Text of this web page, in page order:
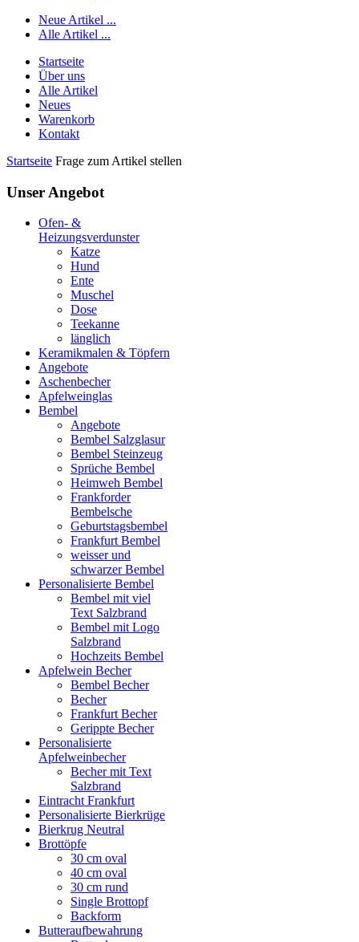
Neue Artikel ...
Alle Artikel ...
Startseite
Über uns
Alle Artikel
Neues
Warenkorb
Kontakt
Startseite Frage zum Artikel stellen
Unser Angebot
Ofen- &
Heizungsverdunster
Katze
Hund
Ente
Muschel
Dose
Teekanne
länglich
Keramikmalen & Töpfern
Angebote
Aschenbecher
Apfelweinglas
Bembel
Angebote
Bembel Salzglasur
Bembel Steinzeug
Sprüche Bembel
Heimweh Bembel
Frankforder
Bembelsche
Geburtstagsbembel
Frankfurt Bembel
weisser und
schwarzer Bembel
Personalisierte Bembel
Bembel mit viel
Text Salzbrand
Bembel mit Logo
Salzbrand
Hochzeits Bembel
Apfelwein Becher
Bembel Becher
Becher
Frankfurt Becher
Gerippte Becher
Personalisierte
Apfelweinbecher
Becher mit Text
Salzbrand
Eintracht Frankfurt
Personalisierte Bierkrüge
Bierkrug Neutral
Brottöpfe
30 cm oval
40 cm oval
30 cm rund
Single Brottopf
Backform
Butteraufbewahrung